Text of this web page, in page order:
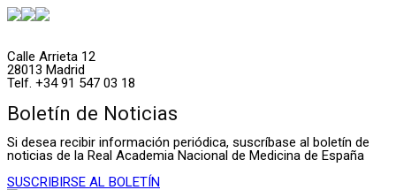
Calle Arrieta 12
28013 Madrid
Telf. +34 91 547 03 18
Boletín de Noticias
Si desea recibir información periódica, suscríbase al boletín de
noticias de la Real Academia Nacional de Medicina de España
SUSCRIBIRSE AL BOLETÍN